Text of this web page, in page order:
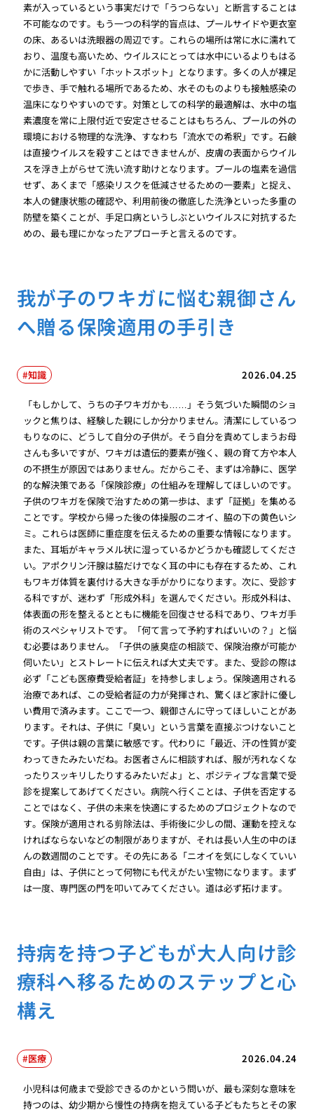
素が入っているという事実だけで「うつらない」と断言することは
不可能なのです。もう一つの科学的盲点は、プールサイドや更衣室
の床、あるいは洗眼器の周辺です。これらの場所は常に水に濡れて
おり、温度も高いため、ウイルスにとっては水中にいるよりもはる
かに活動しやすい「ホットスポット」となります。多くの人が裸足
で歩き、手で触れる場所であるため、水そのものよりも接触感染の
温床になりやすいのです。対策としての科学的最適解は、水中の塩
素濃度を常に上限付近で安定させることはもちろん、プールの外の
環境における物理的な洗浄、すなわち「流水での希釈」です。石鹸
は直接ウイルスを殺すことはできませんが、皮膚の表面からウイル
スを浮き上がらせて洗い流す助けとなります。プールの塩素を過信
せず、あくまで「感染リスクを低減させるための一要素」と捉え、
本人の健康状態の確認や、利用前後の徹底した洗浄といった多重の
防壁を築くことが、手足口病というしぶといウイルスに対抗するた
めの、最も理にかなったアプローチと言えるのです。
我が子のワキガに悩む親御さん
へ贈る保険適用の手引き
2026.04.25
知識
「もしかして、うちの子ワキガかも……」そう気づいた瞬間のショ
ックと焦りは、経験した親にしか分かりません。清潔にしているつ
もりなのに、どうして自分の子供が。そう自分を責めてしまうお母
さんも多いですが、ワキガは遺伝的要素が強く、親の育て方や本人
の不摂生が原因ではありません。だからこそ、まずは冷静に、医学
的な解決策である「保険診療」の仕組みを理解してほしいのです。
子供のワキガを保険で治すための第一歩は、まず「証拠」を集める
ことです。学校から帰った後の体操服のニオイ、脇の下の黄色いシ
ミ。これらは医師に重症度を伝えるための重要な情報になります。
また、耳垢がキャラメル状に湿っているかどうかも確認してくださ
い。アポクリン汗腺は脇だけでなく耳の中にも存在するため、これ
もワキガ体質を裏付ける大きな手がかりになります。次に、受診す
る科ですが、迷わず「形成外科」を選んでください。形成外科は、
体表面の形を整えるとともに機能を回復させる科であり、ワキガ手
術のスペシャリストです。「何て言って予約すればいいの？」と悩
む必要はありません。「子供の腋臭症の相談で、保険治療が可能か
伺いたい」とストレートに伝えれば大丈夫です。また、受診の際は
必ず「こども医療費受給者証」を持参しましょう。保険適用される
治療であれば、この受給者証の力が発揮され、驚くほど家計に優し
い費用で済みます。ここで一つ、親御さんに守ってほしいことがあ
ります。それは、子供に「臭い」という言葉を直接ぶつけないこと
です。子供は親の言葉に敏感です。代わりに「最近、汗の性質が変
わってきたみたいだね。お医者さんに相談すれば、服が汚れなくな
ったりスッキリしたりするみたいだよ」と、ポジティブな言葉で受
診を提案してあげてください。病院へ行くことは、子供を否定する
ことではなく、子供の未来を快適にするためのプロジェクトなので
す。保険が適用される剪除法は、手術後に少しの間、運動を控えな
ければならないなどの制限がありますが、それは長い人生の中のほ
んの数週間のことです。その先にある「ニオイを気にしなくていい
自由」は、子供にとって何物にも代えがたい宝物になります。まず
は一度、専門医の門を叩いてみてください。道は必ず拓けます。
持病を持つ子どもが大人向け診
療科へ移るためのステップと心
構え
2026.04.24
医療
小児科は何歳まで受診できるのかという問いが、最も深刻な意味を
持つのは、幼少期から慢性の持病を抱えている子どもたちとその家